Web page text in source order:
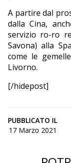
A partire dal
dalla Cina,
servizio ro-ro
Savona) alla
come le
Livorno.
[/hidepost]
PUBBLICATO IL
17 Marzo 2021